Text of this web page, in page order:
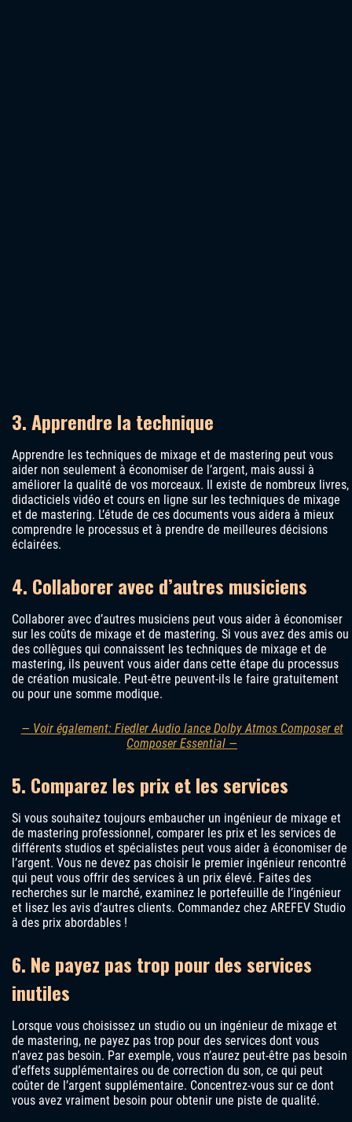
3. Apprendre la technique
Apprendre les techniques de mixage et de mastering peut vous
aider non seulement à économiser de l’argent, mais aussi à
améliorer la qualité de vos morceaux. Il existe de nombreux livres,
didacticiels vidéo et cours en ligne sur les techniques de mixage
et de mastering. L’étude de ces documents vous aidera à mieux
comprendre le processus et à prendre de meilleures décisions
éclairées.
4. Collaborer avec d’autres musiciens
Collaborer avec d’autres musiciens peut vous aider à économiser
sur les coûts de mixage et de mastering. Si vous avez des amis ou
des collègues qui connaissent les techniques de mixage et de
mastering, ils peuvent vous aider dans cette étape du processus
de création musicale. Peut-être peuvent-ils le faire gratuitement
ou pour une somme modique.
— Voir également: Fiedler Audio lance Dolby Atmos Composer et
Composer Essential —
5. Comparez les prix et les services
Si vous souhaitez toujours embaucher un ingénieur de mixage et
de mastering professionnel, comparer les prix et les services de
différents studios et spécialistes peut vous aider à économiser de
l’argent. Vous ne devez pas choisir le premier ingénieur rencontré
qui peut vous offrir des services à un prix élevé. Faites des
recherches sur le marché, examinez le portefeuille de l’ingénieur
et lisez les avis d’autres clients. Commandez chez AREFEV Studio
à des prix abordables !
6. Ne payez pas trop pour des services
inutiles
Lorsque vous choisissez un studio ou un ingénieur de mixage et
de mastering, ne payez pas trop pour des services dont vous
n’avez pas besoin. Par exemple, vous n’aurez peut-être pas besoin
d’effets supplémentaires ou de correction du son, ce qui peut
coûter de l’argent supplémentaire. Concentrez-vous sur ce dont
vous avez vraiment besoin pour obtenir une piste de qualité.